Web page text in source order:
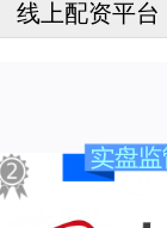
线上配资平台